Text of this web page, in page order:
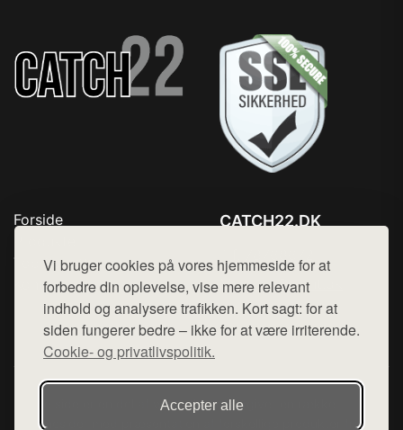
Vi bruger cookies på vores hjemmeside for at
forbedre din oplevelse, vise mere relevant
indhold og analysere trafikken. Kort sagt: for at
siden fungerer bedre – ikke for at være irriterende.
Cookie- og privatlivspolitik.
Accepter alle
Forside
Top Rabatter
Kontakt
CATCH22.DK
Mail: hej@want.dk
Cookie- og privatlivspolitik
Denne side er en del af want.dk, der udgiver en række
hjemmesider med præsentation af forskellige produkter fra